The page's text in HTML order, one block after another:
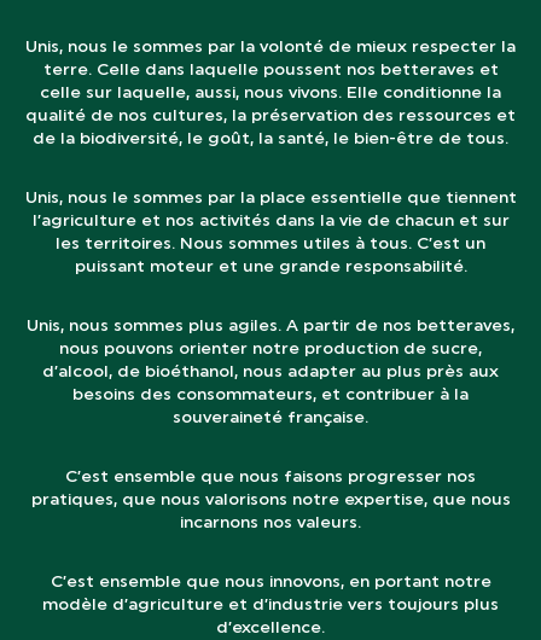
Unis, nous le sommes par la volonté de mieux respecter la
terre. Celle dans laquelle poussent nos betteraves et
celle sur laquelle, aussi, nous vivons. Elle conditionne la
qualité de nos cultures, la préservation des ressources et
de la biodiversité, le goût, la santé, le bien-être de tous.
Unis, nous le sommes par la place essentielle que tiennent
l’agriculture et nos activités dans la vie de chacun et sur
les territoires. Nous sommes utiles à tous. C’est un
puissant moteur et une grande responsabilité.
Unis, nous sommes plus agiles. A partir de nos betteraves,
nous pouvons orienter notre production de sucre,
d’alcool, de bioéthanol, nous adapter au plus près aux
besoins des consommateurs, et contribuer à la
souveraineté française.
C’est ensemble que nous faisons progresser nos
pratiques, que nous valorisons notre expertise, que nous
incarnons nos valeurs.
C’est ensemble que nous innovons, en portant notre
modèle d’agriculture et d’industrie vers toujours plus
d’excellence.